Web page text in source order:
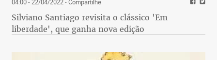
04:00 - 22/04/2022- Compartilhe
Silviano Santiago revisita o clássico 'Em
liberdade', que ganha nova edição